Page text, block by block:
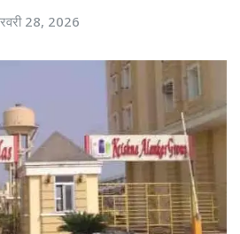
28, 2026